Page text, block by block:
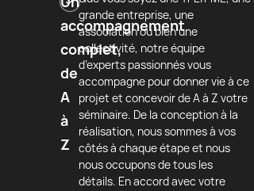
accompagnement
complet,
de
A
à
Z
grande entreprise, une
association ou bien une
collectivité, notre équipe
d’experts passionnés vous
accompagne pour donner vie à ce
projet et concevoir de A à Z votre
séminaire. De la conception à la
réalisation, nous sommes à vos
côtés à chaque étape et nous
nous occupons de tous les
détails. En accord avec votre